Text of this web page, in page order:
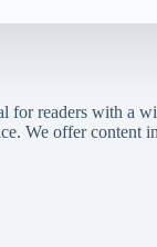
readers with a
We offer content